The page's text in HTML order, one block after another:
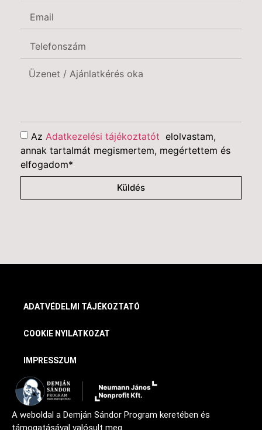
Az Adatkezelési tájékoztatót elolvastam,
annak tartalmát megismertem, megértettem és
elfogadom*
Küldés
ADATVÉDELMI TÁJÉKOZTATÓ
COOKIE NYILATKOZAT
IMPRESSZUM
A weboldal a Demján Sándor Program keretében és
támogatásával valósult meg.